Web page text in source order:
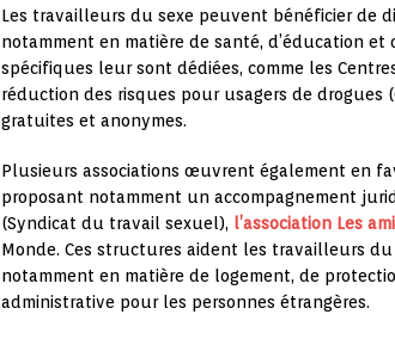
Les travailleurs du sexe peuvent bénéficier de
notamment en matière de santé, d’éducation
spécifiques leur sont dédiées, comme les
réduction des risques pour usagers de drogues
gratuites et anonymes.
Plusieurs associations œuvrent également en
proposant notamment un accompagnement
(Syndicat du travail sexuel), l’association Les
Monde. Ces structures aident les travailleurs
notamment en matière de logement, de
administrative pour les personnes étrangères.